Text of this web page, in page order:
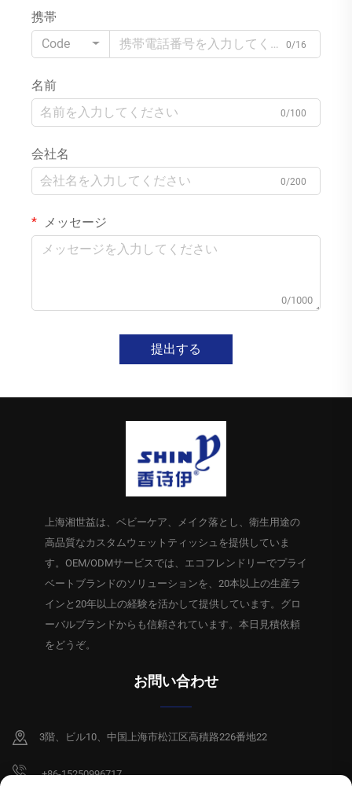
携帯
Code
0/16
名前
0/100
会社名
0/200
メッセージ
0/1000
提出する
上海湘世益は、ベビーケア、メイク落とし、衛生用途の
高品質なカスタムウェットティッシュを提供していま
す。OEM/ODMサービスでは、エコフレンドリーでプライ
ベートブランドのソリューションを、20本以上の生産ラ
インと20年以上の経験を活かして提供しています。グロ
ーバルブランドからも信頼されています。本日見積依頼
をどうぞ。
お問い合わせ
3階、ビル10、中国上海市松江区高積路226番地22
+86-15250996717